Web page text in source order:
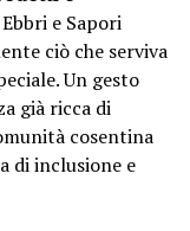
e Sapori
ciò che serviva
Un gesto
già ricca di
cosentina
di inclusione e